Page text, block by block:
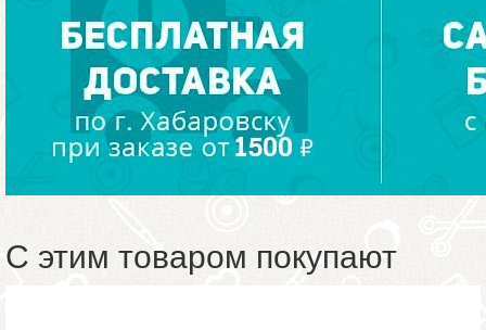
С этим товаром покупают